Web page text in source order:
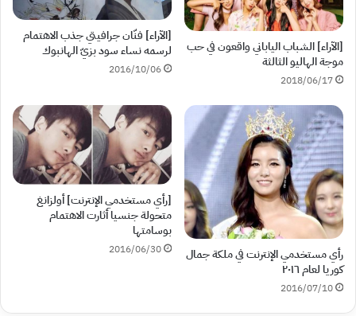
[الآراء] الشباب الياباني واقعون في حب
موجة الهاليو الثالثة
2018/06/17
[الآراء] فنّان جرافيتي جذب الاهتمام
لرسمه نساء سود بزيّ الهانبوك
2016/10/06
رأي مستخدمي الإنترنت في ملكة جمال
كوريا لعام ٢٠١٦
2016/07/10
[رأي مستخدمي الإنترنت] أولزانغ
متحولة جنسيا أثارت الاهتمام
بوسامتها
2016/06/30